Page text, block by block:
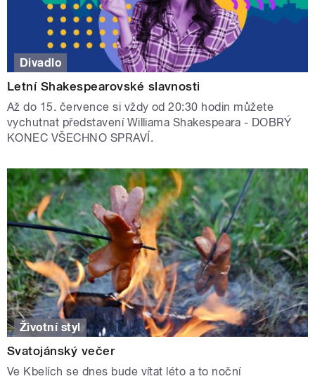
Divadlo
Letní Shakespearovské slavnosti
Až do 15. července si vždy od 20:30 hodin můžete
vychutnat představení Williama Shakespeara - DOBRÝ
KONEC VŠECHNO SPRAVÍ.
Životní styl
Svatojánský večer
Ve Kbelích se dnes bude vítat léto a to noční